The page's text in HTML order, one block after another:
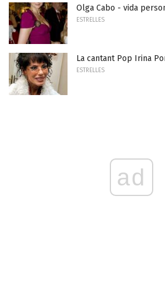
Olga Cabo - vida
ESTRELLES
La cantant Pop Irina
ESTRELLES
ad